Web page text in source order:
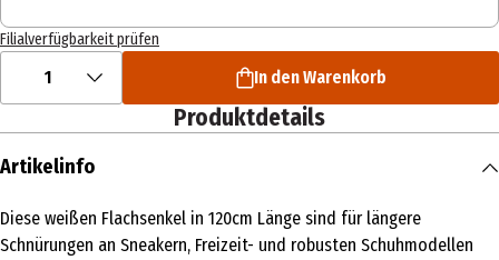
Filialverfügbarkeit prüfen
1 In den Warenkorb
Produktdetails
Artikelinfo
Diese weißen Flachsenkel in 120cm Länge sind für längere
Schnürungen an Sneakern, Freizeit- und robusten Schuhmodellen